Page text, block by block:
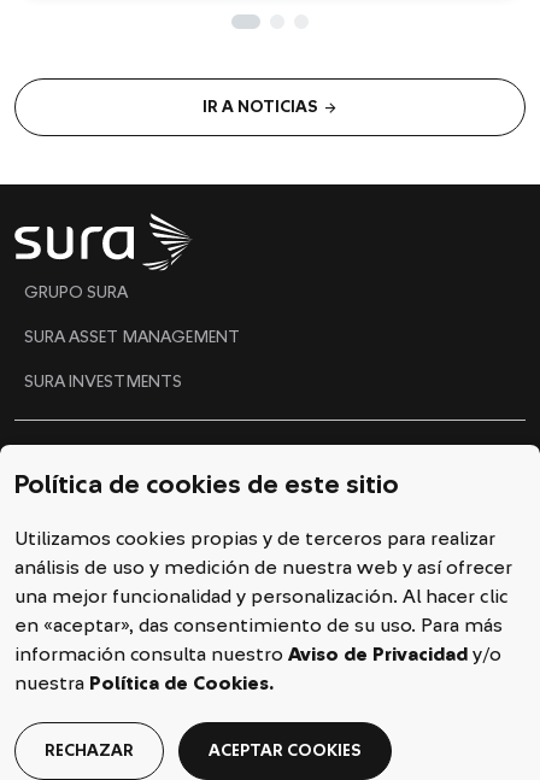
IR A NOTICIAS arrow_forward
Política de cookies de este sitio
Utilizamos cookies propias y de terceros para realizar
análisis de uso y medición de nuestra web y así ofrecer
una mejor funcionalidad y personalización. Al hacer clic
en «aceptar», das consentimiento de su uso. Para más
información consulta nuestro Aviso de Privacidad y/o
nuestra Política de Cookies.
RECHAZAR ACEPTAR COOKIES
GRUPO SURA
SURA ASSET MANAGEMENT
SURA INVESTMENTS
Línea ética
Política de cookies
Declaración de privacidad
2025 © Copyright SURA Investments